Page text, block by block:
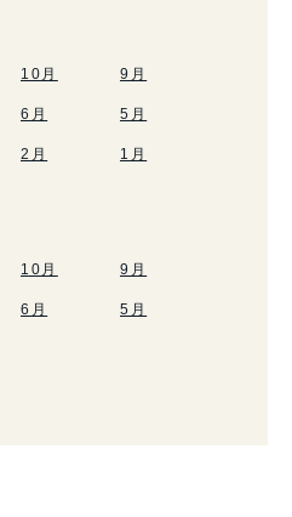
10月 9月
6月 5月
2月 1月
10月 9月
6月 5月